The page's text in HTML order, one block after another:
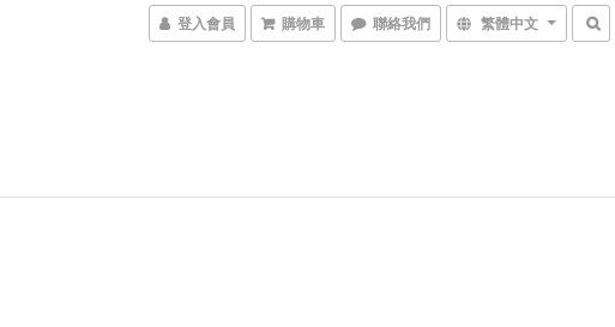
登入會員 購物車 聯絡我們 繁體中文